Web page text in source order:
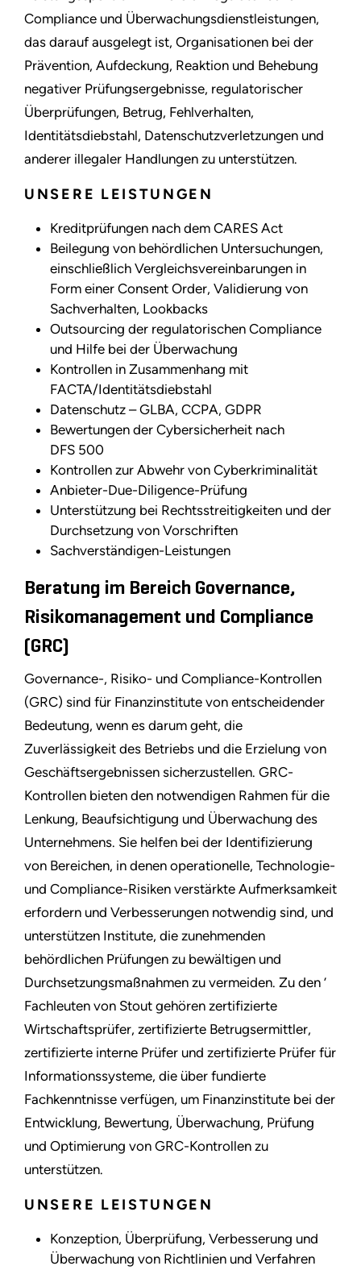
Compliance und Überwachungsdienstleistungen,
das darauf ausgelegt ist, Organisationen bei der
Prävention, Aufdeckung, Reaktion und Behebung
negativer Prüfungsergebnisse, regulatorischer
Überprüfungen, Betrug, Fehlverhalten,
Identitätsdiebstahl, Datenschutzverletzungen und
anderer illegaler Handlungen zu unterstützen.
UNSERE LEISTUNGEN
Kreditprüfungen nach dem CARES Act
Beilegung von behördlichen Untersuchungen,
einschließlich Vergleichsvereinbarungen in
Form einer Consent Order, Validierung von
Sachverhalten, Lookbacks
Outsourcing der regulatorischen Compliance
und Hilfe bei der Überwachung
Kontrollen in Zusammenhang mit
FACTA/Identitätsdiebstahl
Datenschutz – GLBA, CCPA, GDPR
Bewertungen der Cybersicherheit nach
DFS 500
Kontrollen zur Abwehr von Cyberkriminalität
Anbieter-Due-Diligence-Prüfung
Unterstützung bei Rechtsstreitigkeiten und der
Durchsetzung von Vorschriften
Sachverständigen-Leistungen
Beratung im Bereich Governance,
Risikomanagement und Compliance
(GRC)
Governance-, Risiko- und Compliance-Kontrollen
(GRC) sind für Finanzinstitute von entscheidender
Bedeutung, wenn es darum geht, die
Zuverlässigkeit des Betriebs und die Erzielung von
Geschäftsergebnissen sicherzustellen. GRC-
Kontrollen bieten den notwendigen Rahmen für die
Lenkung, Beaufsichtigung und Überwachung des
Unternehmens. Sie helfen bei der Identifizierung
von Bereichen, in denen operationelle, Technologie-
und Compliance-Risiken verstärkte Aufmerksamkeit
erfordern und Verbesserungen notwendig sind, und
unterstützen Institute, die zunehmenden
behördlichen Prüfungen zu bewältigen und
Durchsetzungsmaßnahmen zu vermeiden. Zu den ’
Fachleuten von Stout gehören zertifizierte
Wirtschaftsprüfer, zertifizierte Betrugsermittler,
zertifizierte interne Prüfer und zertifizierte Prüfer für
Informationssysteme, die über fundierte
Fachkenntnisse verfügen, um Finanzinstitute bei der
Entwicklung, Bewertung, Überwachung, Prüfung
und Optimierung von GRC-Kontrollen zu
unterstützen.
UNSERE LEISTUNGEN
Konzeption, Überprüfung, Verbesserung und
Überwachung von Richtlinien und Verfahren